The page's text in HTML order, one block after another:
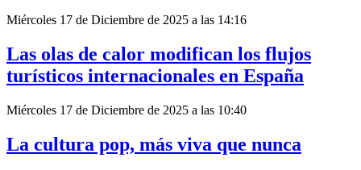
Miércoles 17 de Diciembre de 2025 a las 14:16
Las olas de calor modifican los flujos
turísticos internacionales en España
Miércoles 17 de Diciembre de 2025 a las 10:40
La cultura pop, más viva que nunca